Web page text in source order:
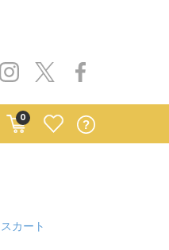
0
スカート